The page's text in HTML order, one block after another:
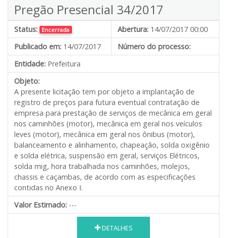
Pregão Presencial 34/2017
Status: Encerrada Abertura: 14/07/2017 00:00
Publicado em: 14/07/2017
Número do processo:
Entidade: Prefeitura
Objeto:
A presente licitação tem por objeto a implantação de
registro de preços para futura eventual contratação de
empresa para prestação de serviços de mecânica em geral
nos caminhões (motor), mecânica em geral nos veículos
leves (motor), mecânica em geral nos ônibus (motor),
balanceamento e alinhamento, chapeação, solda oxigênio
e solda elétrica, suspensão em geral, serviços Elétricos,
solda mig, hora trabalhada nos caminhões, molejos,
chassis e caçambas, de acordo com as especificações
contidas no Anexo I.
Valor Estimado: ---
DETALHES